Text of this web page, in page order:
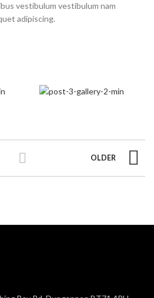
vestibulum vestibulum nam
adipiscing.
OLDER